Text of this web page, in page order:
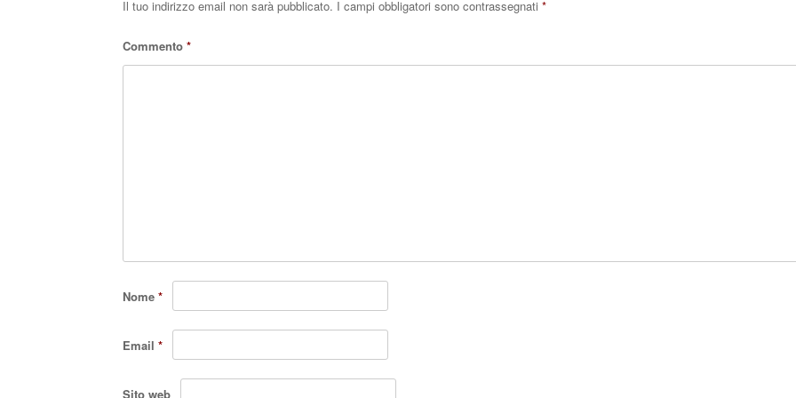
Il tuo indirizzo email non sarà pubblicato. I campi obbligatori sono contrassegnati *
Commento *
Nome *
Email *
Sito web